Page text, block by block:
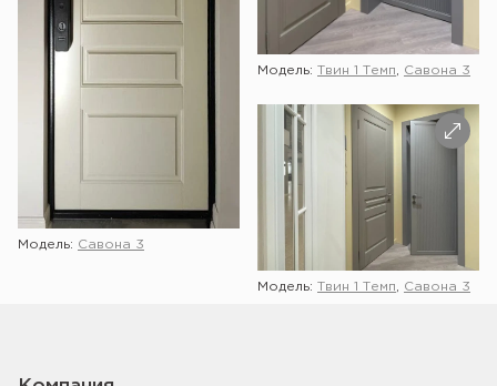
Модель: Савона 3
Модель: Твин 1 Темп Савона 3
Модель: Твин 1 Темп Савона 3